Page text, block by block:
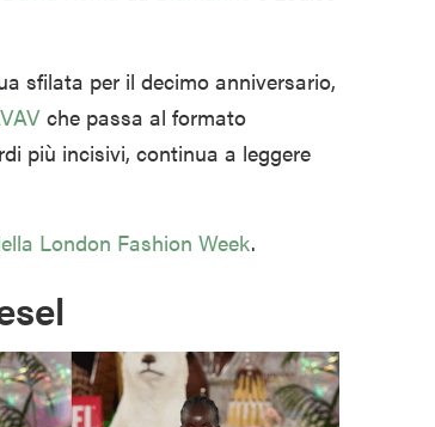
sfilata per il decimo anniversario,
che passa al formato
più incisivi, continua a leggere
London Fashion Week.